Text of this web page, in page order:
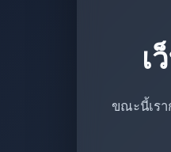
เ
ขณะนี้เร